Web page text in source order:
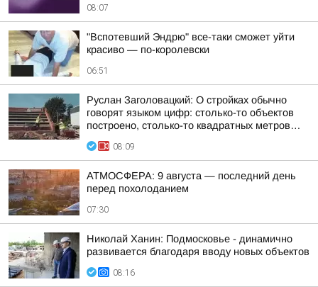
08:07
"Вспотевший Эндрю" все-таки сможет уйти
красиво — по-королевски
06:51
Руслан Заголовацкий: О стройках обычно
говорят языком цифр: столько-то объектов
построено, столько-то квадратных метров…
08:09
АТМОСФЕРА: 9 августа — последний день
перед похолоданием
07:30
Николай Ханин: Подмосковье - динамично
развивается благодаря вводу новых объектов
08:16